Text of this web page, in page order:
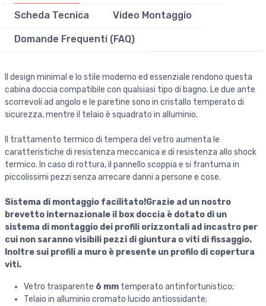
Scheda Tecnica Video Montaggio
Domande Frequenti (FAQ)
Il design minimal e lo stile moderno ed essenziale rendono questa
cabina doccia compatibile con qualsiasi tipo di bagno. Le due ante
scorrevoli ad angolo e le paretine sono in cristallo temperato di
sicurezza, mentre il telaio è squadrato in alluminio.
Il trattamento termico di tempera del vetro aumenta le
caratteristiche di resistenza meccanica e di resistenza allo shock
termico. In caso di rottura, il pannello scoppia e si frantuma in
piccolissimi pezzi senza arrecare danni a persone e cose.
Sistema di montaggio facilitato!Grazie ad un nostro
brevetto internazionale il box doccia è dotato di un
sistema di montaggio dei profili orizzontali ad incastro per
cui non saranno visibili pezzi di giuntura o viti di fissaggio.
Inoltre sui profili a muro è presente un profilo di copertura
viti.
Vetro trasparente 6 mm temperato antinfortunistico;
Telaio in alluminio cromato lucido antiossidante;